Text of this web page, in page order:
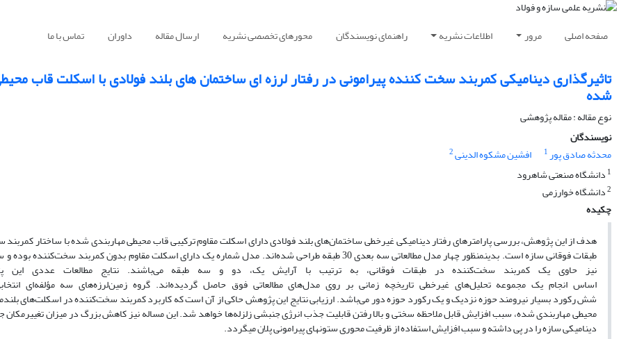
صفحه اصلی مرور اطلاعات نشریه راهنمای نویسندگان محورهای تخصصی نشریه ارسال مقاله داوران تماس با ما
تاثیرگذاری دینامیکی کمربند سخت کننده پیرامونی در رفتار لرزه ای ساختمان های بلند فولادی با اسکلت قاب
شده
نوع مقاله : مقاله پژوهشی
نویسندگان
محدثه صادق پور1 افشین مشکوه الدینی2
1 دانشگاه صنعتی شاهرود
2دانشگاه خوارزمی
چکیده
هدف ازاین پژوهش،بررسی پارامترهای رفتار دینامیکی غیرخطیساختمانهایبلندفولادیدارایاسکلتمقاوم ترکیبی قاب محیطیمهاربندیشدهباساختارکمربند
طبقات فوقانی سازهاست.بدین­منظور چهارمدل مطالعاتیسهبعدی30طبقهطراحیشدهاند.مدلشمارهیکدارایاسکلتمقاومبدونکمربندسختکنندهبودهو
نیز حاوی یک کمربند سختکننده در طبقات فوقانی، به ترتیب با آرایش یک، دو و سه طبقه میباشند. نتایج مطالعات عددی این
اساس انجام یک مجموعه تحلیلهای غیرخطی تاریخچه زمانی بر روی مدلهای مطالعاتی فوق حاصل گردیدهاند. گروه زمین­لرزههای سه مؤلفهای
ششرکوردبسیارنیرومندحوزهنزدیکویکرکوردحوزهدورمیباشد. ارزیابینتایجاینپژوهشحاکیازآناستکه کاربرد کمربند سختکننده در اسکلتهای
محیطی مهاربندی شده، سبب افزایش قابل ملاحظه سختی و بالا رفتن قابلیت جذب انرژی جنبشی زلزلهها خواهد شد. این مساله نیز کاهش بزرگ در میزان تغییرمکان
دینامیکی سازه را در پی داشته و سبب افزایش استفاده از ظرفیت محوری ستون­های پیرامونی پلان می­گردد.